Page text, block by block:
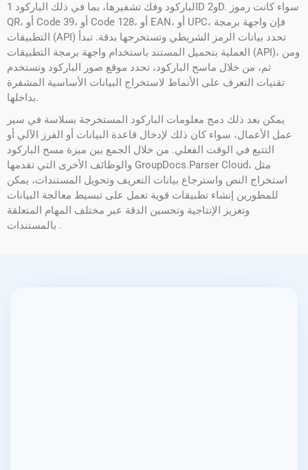
الباركود وفك تشفيرها، بما في ذلك الباركود 1D و2D. سواء كانت رموز
QR، أو Code 39، أو Code 128، أو EAN، أو UPC، فإن واجهة برمجة
التطبيقات (API) تحدد بيانات الرمز الشريطي وتستخرجها بدقة. تبدأ
العملية بتحميل المستند باستخدام واجهة برمجة التطبيقات (API)، ومن
ثم، من خلال ماسح الباركود، تحدد موقع صور الباركود وتستخدم
تقنيات التعرف على الأنماط لاستخراج البيانات الأساسية المشفرة
بداخلها.
يمكن بعد ذلك دمج معلومات الباركود المستخرجة بسلاسة في سير
عمل الأعمال، سواء كان ذلك لإدخال قاعدة البيانات أو الفرز الآلي أو
التتبع في الوقت الفعلي. من خلال الجمع بين ميزة مسح الباركود
والوظائف الأخرى التي تقدمها GroupDocs.Parser Cloud، مثل
استخراج النص واسترجاع بيانات التعريف وتحويل المستندات، يمكن
للمطورين إنشاء تطبيقات قوية تعمل على تبسيط معالجة البيانات
وتعزيز الإنتاجية وتحسين الدقة عبر مختلف المهام المتعلقة
بالمستندات .